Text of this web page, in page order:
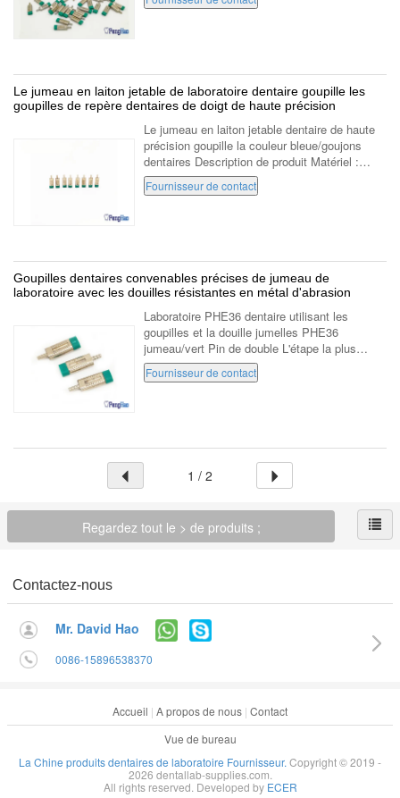
marketing du laboratoire ...
Le jumeau en laiton jetable de laboratoire dentaire goupille les
goupilles de repère dentaires de doigt de haute précision
Le jumeau en laiton jetable dentaire de haute
précision goupille la couleur bleue/goujons
dentaires Description de produit Matériel :
laiton, acier, alliage d'aluminium Couleur : bleu
Application : laboratoire ...
Fournisseur de contact
Goupilles dentaires convenables précises de jumeau de
laboratoire avec les douilles résistantes en métal d'abrasion
Laboratoire PHE36 dentaire utilisant les
goupilles et la douille jumelles PHE36
jumeau/vert Pin de double L'étape la plus
importante dans la création d'une restauration
convenable bonne est l'exactitude du mod...
Fournisseur de contact
1 / 2
Regardez tout le > de produits ;
Contactez-nous
Mr. David Hao
0086-15896538370
Accueil | A propos de nous | Contact
Vue de bureau
La Chine produits dentaires de laboratoire Fournisseur. Copyright © 2019 -
2026 dentallab-supplies.com.
All rights reserved. Developed by ECER